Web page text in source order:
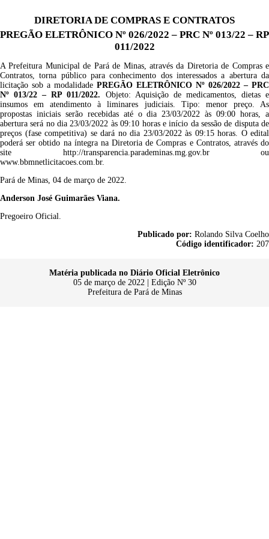
DIRETORIA DE COMPRAS E CONTRATOS
PREGÃO ELETRÔNICO Nº 026/2022 – PRC Nº 013/22 – RP
011/2022
A Prefeitura Municipal de Pará de Minas, através da Diretoria de Compras e
Contratos, torna público para conhecimento dos interessados a abertura da
licitação sob a modalidade PREGÃO ELETRÔNICO Nº 026/2022 – PRC
Nº 013/22 – RP 011/2022. Objeto: Aquisição de medicamentos, dietas e
insumos em atendimento à liminares judiciais. Tipo: menor preço. As
propostas iniciais serão recebidas até o dia 23/03/2022 às 09:00 horas, a
abertura será no dia 23/03/2022 às 09:10 horas e início da sessão de disputa de
preços (fase competitiva) se dará no dia 23/03/2022 às 09:15 horas. O edital
poderá ser obtido na íntegra na Diretoria de Compras e Contratos, através do
site http://transparencia.parademinas.mg.gov.br ou
www.bbmnetlicitacoes.com.br.
Pará de Minas, 04 de março de 2022.
Anderson José Guimarães Viana.
Pregoeiro Oficial.
Publicado por: Rolando Silva Coelho
Código identificador: 207
Matéria publicada no Diário Oficial Eletrônico
05 de março de 2022 | Edição Nº 30
Prefeitura de Pará de Minas